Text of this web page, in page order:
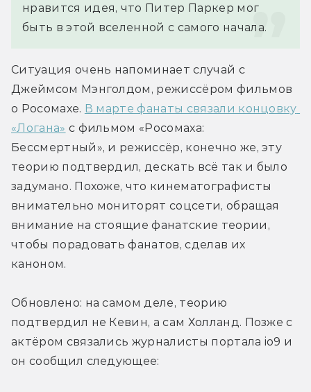
нравится идея, что Питер Паркер мог
быть в этой вселенной с самого начала.
Ситуация очень напоминает случай с
Джеймсом Мэнголдом, режиссёром фильмов
о Росомахе. В марте фанаты связали концовку
«Логана» с фильмом «Росомаха:
Бессмертный», и режиссёр, конечно же, эту
теорию подтвердил, дескать всё так и было
задумано. Похоже, что кинематографисты
внимательно мониторят соцсети, обращая
внимание на стоящие фанатские теории,
чтобы порадовать фанатов, сделав их
каноном.
Обновлено: на самом деле, теорию
подтвердил не Кевин, а сам Холланд. Позже с
актёром связались журналисты портала io9 и
он сообщил следующее: